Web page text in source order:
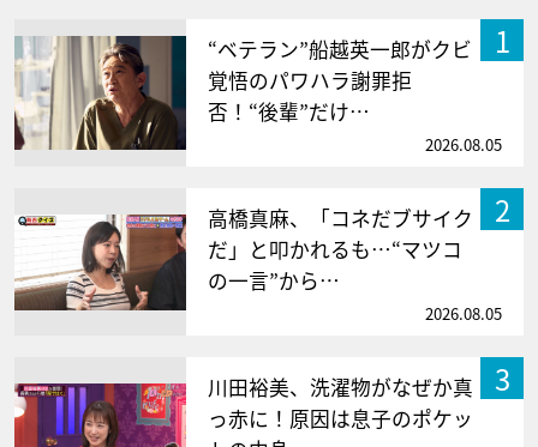
1
“ベテラン”船越英一郎がクビ
覚悟のパワハラ謝罪拒
否！“後輩”だけ…
2026.08.05
2
高橋真麻、「コネだブサイク
だ」と叩かれるも…“マツコ
の一言”から…
2026.08.05
3
川田裕美、洗濯物がなぜか真
っ赤に！原因は息子のポケッ